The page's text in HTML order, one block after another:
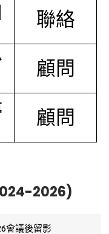
聯絡
顧問
顧問
2026)
會議後留影